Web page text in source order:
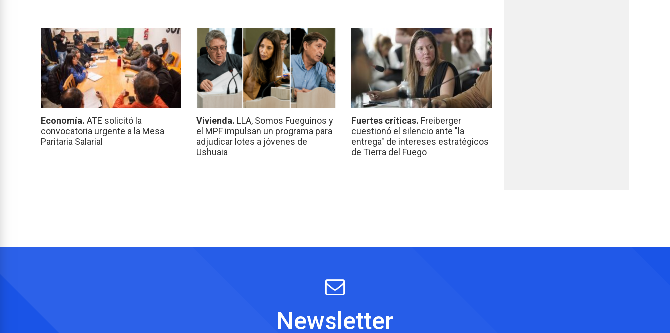
Economía. ATE solicitó la
convocatoria urgente a la Mesa
Paritaria Salarial
Vivienda. LLA, Somos Fueguinos y
el MPF impulsan un programa para
adjudicar lotes a jóvenes de
Ushuaia
Fuertes críticas. Freiberger
cuestionó el silencio ante "la
entrega" de intereses estratégicos
de Tierra del Fuego
Newsletter